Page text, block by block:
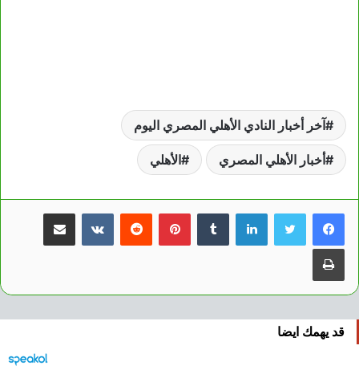
آخر أخبار النادي الأهلي المصري اليوم
أخبار الأهلي المصري الأهلي
لينكدإن بينتيريست مشاركة عبر البريد
طباعة
قد يهمك ايضا